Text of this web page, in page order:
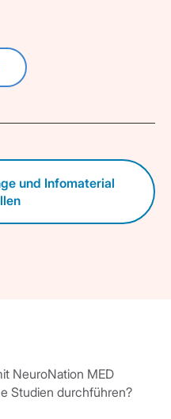
und Infomaterial
NeuroNation MED
Studien durchführen?